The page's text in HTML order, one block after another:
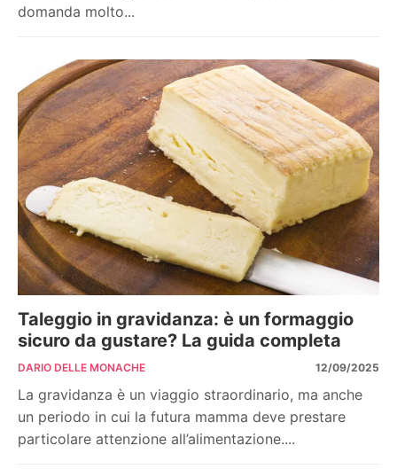
domanda molto...
Taleggio in gravidanza: è un formaggio
sicuro da gustare? La guida completa
DARIO DELLE MONACHE 12/09/2025
La gravidanza è un viaggio straordinario, ma anche
un periodo in cui la futura mamma deve prestare
particolare attenzione all’alimentazione....